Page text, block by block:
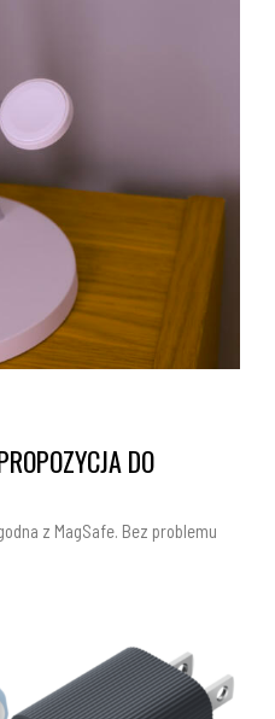
DO
z MagSafe. Bez problemu